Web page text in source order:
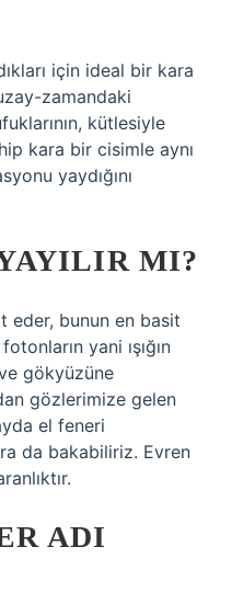
için ideal bir kara
zamandaki
kütlesiyle
kara bir cisimle aynı
yaydığını
MI?
eder, bunun en basit
yani ışığın
gökyüzüne
gözlerimize gelen
el feneri
da bakabiliriz. Evren
ADI